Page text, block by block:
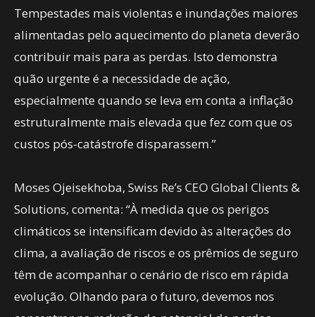
Tempestades mais violentas e inundações maiores
alimentadas pelo aquecimento do planeta deverão
contribuir mais para as perdas. Isto demonstra
quão urgente é a necessidade de ação,
especialmente quando se leva em conta a inflação
estruturalmente mais elevada que fez com que os
custos pós-catástrofe disparassem.”
Moses Ojeisekhoba, Swiss Re’s CEO Global Clients &
Solutions, comenta: “À medida que os perigos
climáticos se intensificam devido às alterações do
clima, a avaliação de riscos e os prêmios de seguro
têm de acompanhar o cenário de risco em rápida
evolução. Olhando para o futuro, devemos nos